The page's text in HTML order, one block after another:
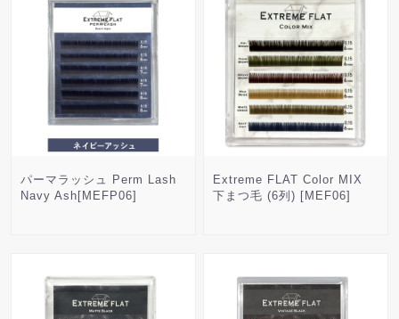
パーマラッシュ Perm Lash
Navy Ash[MEFP06]
Extreme FLAT Color MIX
下まつ毛 (6列) [MEF06]